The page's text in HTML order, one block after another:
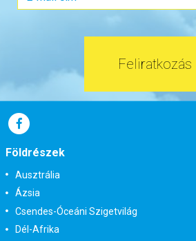
már 2.180.000
Időpontok és
Feliratkozás
Földrészek
Ausztrália
Ázsia
Csendes-Óceáni Szigetvilág
Dél-Afrika